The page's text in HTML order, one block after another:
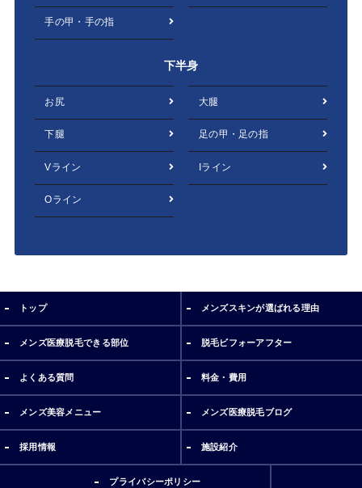
手の甲・手の指
下半身
お尻 大腿
下腿 足の甲・足の指
Vライン Iライン
Oライン
トップ メンズスキンが選ばれる理由
メンズ医療脱毛できる部位 脱毛ビフォーアフター
よくある質問 料金・費用
メンズ美容メニュー メンズ医療脱毛ブログ
採用情報 施設紹介
プライバシーポリシー